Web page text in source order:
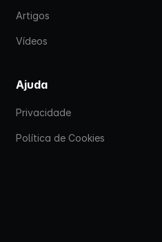
Artigos
Vídeos
Ajuda
Privacidade
Política de Cookies